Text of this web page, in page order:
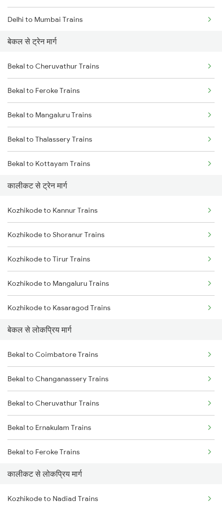
Delhi to Mumbai Trains
Mumbai to Pune Trains
Delhi to Jammu Trains
Mumbai to Delhi Trains
Mumbai to Goa Trains
Chennai to Coimbatore Trains
बेकल से ट्रेन मार्ग
Bekal to Cheruvathur Trains
Bekal to Feroke Trains
Bekal to Mangaluru Trains
Bekal to Thalassery Trains
Bekal to Kottayam Trains
Bekal to Changanassery Trains
Bekal to Chengannur Trains
Bekal to Ernakulam Trains
Bekal to Coimbatore Trains
कालीकट से ट्रेन मार्ग
Kozhikode to Kannur Trains
Kozhikode to Shoranur Trains
Kozhikode to Tirur Trains
Kozhikode to Mangaluru Trains
Kozhikode to Kasaragod Trains
Kozhikode to Thalassery Trains
Kozhikode to Ernakulam Trains
Kozhikode to Vadakara Trains
Kozhikode to Payyanur Trains
Kozhikode to Kanhangad Trains
Kozhikode to Kuttippuram Trains
बेकल से लोकप्रिय मार्ग
Bekal to Coimbatore Trains
Bekal to Changanassery Trains
Bekal to Cheruvathur Trains
Bekal to Ernakulam Trains
Bekal to Feroke Trains
Bekal to Kottayam Trains
Bekal to Mangaluru Trains
कालीकट से लोकप्रिय मार्ग
Kozhikode to Nadiad Trains